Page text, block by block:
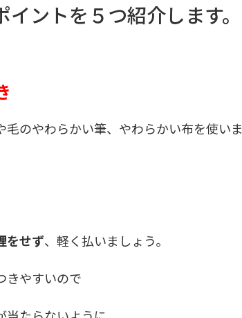
イントを５つ紹介します。
のやわらかい筆、やわらかい布を使いま
をせず、軽く払いましょう。
きやすいので